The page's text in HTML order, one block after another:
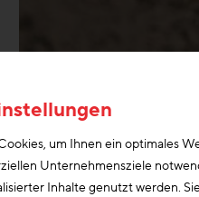
um Ihnen ein optimales
Unternehmensziele
Inhalte genutzt werden.